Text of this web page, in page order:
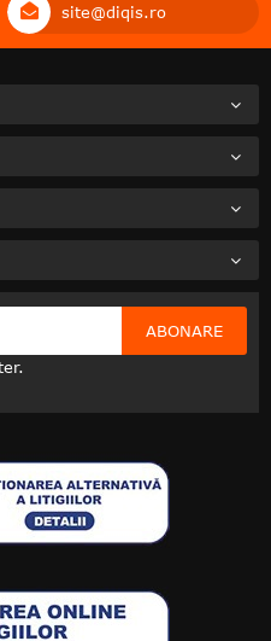
site@diqis.ro
ABONARE